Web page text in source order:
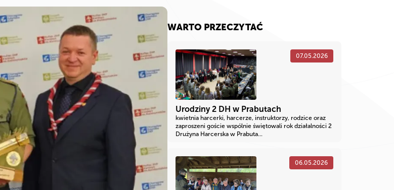
WARTO PRZECZYTAĆ
07.05.2026
Urodziny 2 DH w Prabutach
kwietnia harcerki, harcerze, instruktorzy, rodzice oraz
zaproszeni goście wspólnie świętowali rok działalności 2
Drużyna Harcerska w Prabuta...
06.05.2026